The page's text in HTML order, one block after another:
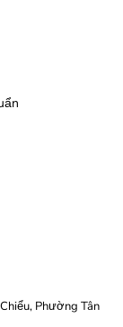
Phường Tân